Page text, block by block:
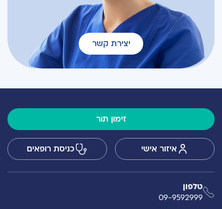
יצירת קשר
זימון תור
איזור אישי כניסת רופאים
טלפון
09-9592999